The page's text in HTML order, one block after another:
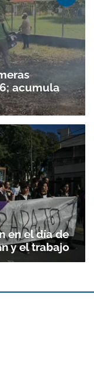
boletín.
acumula
en el día de
y el trabajo